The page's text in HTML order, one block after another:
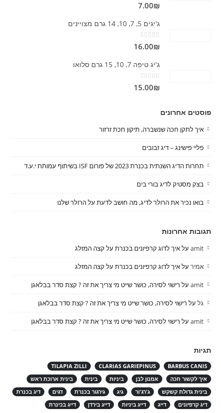
7.00₪
ג'יגים 5, 7, 10, 14 גרם מצויינים
16.00₪
ג'יג טיפה 7, 10, 15 גרם סלואו
15.00₪
פוסטים אחרונים
איך לתקן חכה שנשברה, תיקון חכת זרזור
פליי פישינג – דיג זבובים
תחרות הדיג השנתית בכנרת 2023 של פורום ISF בשיתוף עמותת י.ע.ד
בצק מסטיק לדיג בורי בים
בואו נכיר את הרולר לדיג, מה חושב לדעת על הרולר שלנו
תגובות אחרונות
amit עלאיך לדוג קרפיונים בכנרת על קצה המזלג
אמיר עלאיך לדוג קרפיונים בכנרת על קצה המזלג
amit על רישוי לסירה, כושר שייט מי צריך את זה ? קצת סדר בבלאגן
גל על רישוי לסירה, כושר שייט מי צריך את זה ? קצת סדר בבלאגן
amit על רישוי לסירה, כושר שייט מי צריך את זה ? קצת סדר בבלאגן
תגיות
BARBUS CANIS
CLARIAS GARIEPINUS
TILAPIA ZILLI
איך לקשור חכה
אמנון לבן ביניות בינית
בינית ארוכת ראש
בינית גדולת קשקש
ג'רג'ור גיג גירגור בכנרת דגים
דיג בכנרת
דיג קרפיונים
דייג דייג ביניות דייג בירדן
דייג בכינרת